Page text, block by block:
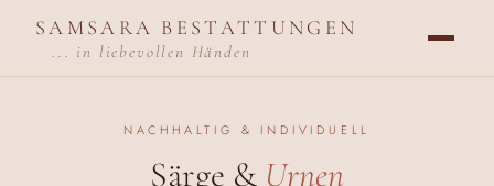
SAMSARA BESTATTUNGEN
... in liebevollen Händen
NACHHALTIG & INDIVIDUELL
Särge & Urnen